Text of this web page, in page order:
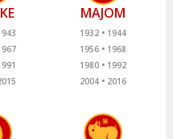
MAJOM
1932
1944
1956
1968
1980
1992
2004
2016